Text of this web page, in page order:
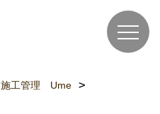
施工管理 Ume